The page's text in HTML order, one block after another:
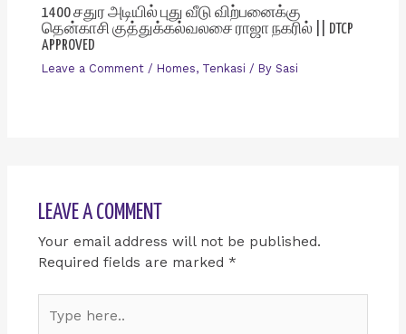
1400 சதுர அடியில் புது வீடு விற்பனைக்கு
தென்காசி குத்துக்கல்வலசை ராஜா நகரில் || DTCP
APPROVED
Leave a Comment / Homes, Tenkasi / By Sasi
LEAVE A COMMENT
Your email address will not be published.
Required fields are marked *
here..